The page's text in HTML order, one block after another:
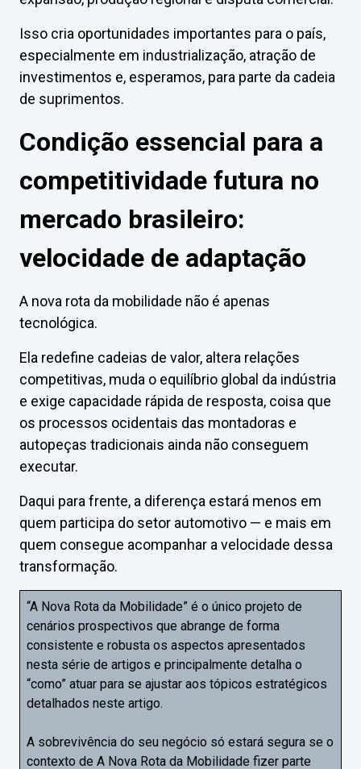
Isso cria oportunidades importantes para o país,
especialmente em industrialização, atração de
investimentos e, esperamos, para parte da cadeia
de suprimentos.
Condição essencial para a
competitividade futura no
mercado brasileiro:
velocidade de adaptação
A nova rota da mobilidade não é apenas
tecnológica.
Ela redefine cadeias de valor, altera relações
competitivas, muda o equilíbrio global da indústria
e exige capacidade rápida de resposta, coisa que
os processos ocidentais das montadoras e
autopeças tradicionais ainda não conseguem
executar.
Daqui para frente, a diferença estará menos em
quem participa do setor automotivo — e mais em
quem consegue acompanhar a velocidade dessa
transformação.
“A Nova Rota da Mobilidade” é o único projeto de
cenários prospectivos que abrange de forma
consistente e robusta os aspectos apresentados
nesta série de artigos e principalmente detalha o
“como” atuar para se ajustar aos tópicos estratégicos
detalhados neste artigo.
A sobrevivência do seu negócio só estará segura se o
contexto de A Nova Rota da Mobilidade fizer parte